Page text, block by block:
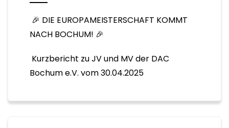
🎉 DIE EUROPAMEISTERSCHAFT KOMMT
NACH BOCHUM! 🎉
Kurzbericht zu JV und MV der DAC
Bochum e.V. vom 30.04.2025